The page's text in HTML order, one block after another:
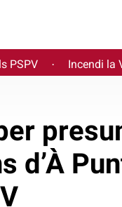
PSPV · Incendi la
d’À